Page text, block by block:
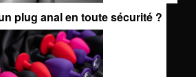
plug anal en toute sécurité ?